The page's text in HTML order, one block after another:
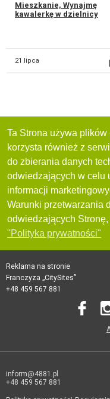
Mieszkanie, Wynajmę
kawalerkę w dzielnicy
21 lipca
Ta Strona używa plików
korzysta również z
do zbierania danych
odwiedzających w celu
informacji
Warunki przetwarzania
odwiedzających Stronę,
"Polityka prywatności"
Reklama na stronie
Franczyza „CitySites”
+48 459 567 881
inform@4881.pl
+48 459 567 881